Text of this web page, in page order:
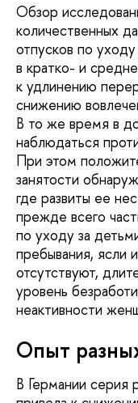
Обзор
количественных
отпусков по
в кратко- и
к удлинению
снижению
В то же время в
наблюдаться
При этом
занятости
где развиты ее
прежде всего
по уходу за
пребывания, ясли
отсутствуют,
уровень
неактивности
Опыт
В Германии